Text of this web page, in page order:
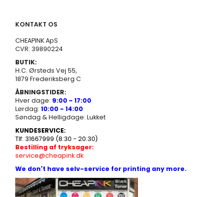
KONTAKT OS
CHEAPINK ApS
CVR: 39890224
BUTIK:
H.C. Ørsteds Vej 55,
1879 Frederiksberg C
ÅBNINGSTIDER:
Hver dage: 9:00 - 17:00
Lørdag: 10:00 - 14:00
Søndag & Helligdage: Lukket
KUNDESERVICE:
Tlf: 31667999 (8:30 - 20:30)
Bestilling af tryksager:
service@cheapink.dk
We don't have selv-service for printing any more.